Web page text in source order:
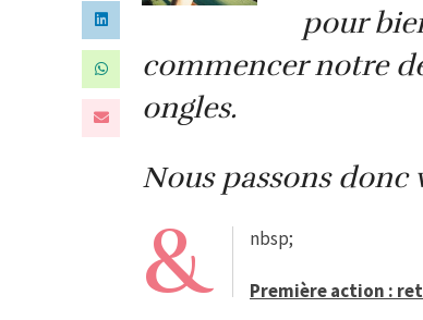
pour
commencer notre
ongles.
Nous passons donc
& nbsp;
Première action :